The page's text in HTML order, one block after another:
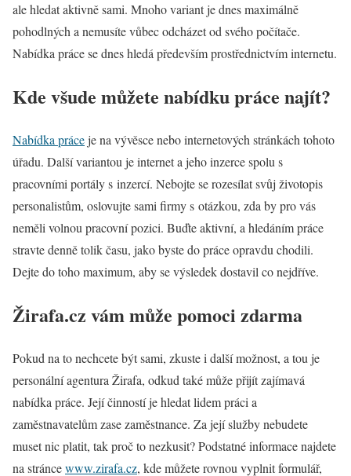
ale hledat aktivně sami. Mnoho variant je dnes maximálně
pohodlných a nemusíte vůbec odcházet od svého počítače.
Nabídka práce se dnes hledá především prostřednictvím internetu.
Kde všude můžete nabídku práce najít?
Nabídka práceje na vývěsce nebo internetových stránkách tohoto
úřadu. Další variantou je internet a jeho inzerce spolu s
pracovními portály s inzercí. Nebojte se rozesílat svůj životopis
personalistům, oslovujte sami firmy s otázkou, zda by pro vás
neměli volnou pracovní pozici. Buďte aktivní, a hledáním práce
stravte denně tolik času, jako byste do práce opravdu chodili.
Dejte do toho maximum, aby se výsledek dostavil co nejdříve.
Žirafa.cz vám může pomoci zdarma
Pokud na to nechcete být sami, zkuste i další možnost, a tou je
personální agentura Žirafa, odkud také může přijít zajímavá
nabídka práce. Její činností je hledat lidem práci a
zaměstnavatelům zase zaměstnance. Za její služby nebudete
muset nic platit, tak proč to nezkusit? Podstatné informace najdete
na stráncewww.zirafa.cz, kde můžete rovnou vyplnit formulář,